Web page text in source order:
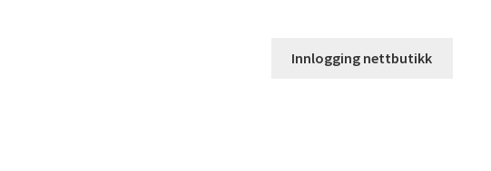
Innlogging nettbutikk